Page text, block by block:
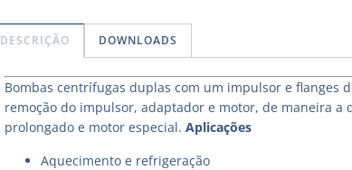
DESCRIÇÃO DOWNLOADS
Bombas centrífugas duplas com um impulsor e flanges
remoção do impulsor, adaptador e motor, de maneira a
prolongado e motor especial. Aplicações
Aquecimento e refrigeração